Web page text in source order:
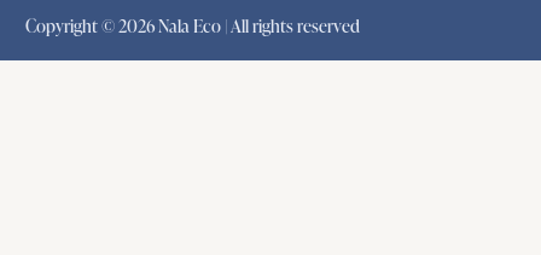
Copyright © 2026 Nala Eco | All rights reserved